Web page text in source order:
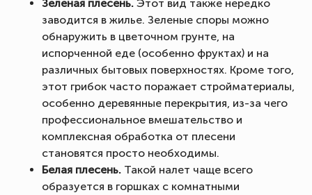
Зеленая плесень. Этот вид также нередко
заводится в жилье. Зеленые споры можно
обнаружить в цветочном грунте, на
испорченной еде (особенно фруктах) и на
различных бытовых поверхностях. Кроме того,
этот грибок часто поражает стройматериалы,
особенно деревянные перекрытия, из-за чего
профессиональное вмешательство и
комплексная обработка от плесени
становятся просто необходимы.
Белая плесень. Такой налет чаще всего
образуется в горшках с комнатными